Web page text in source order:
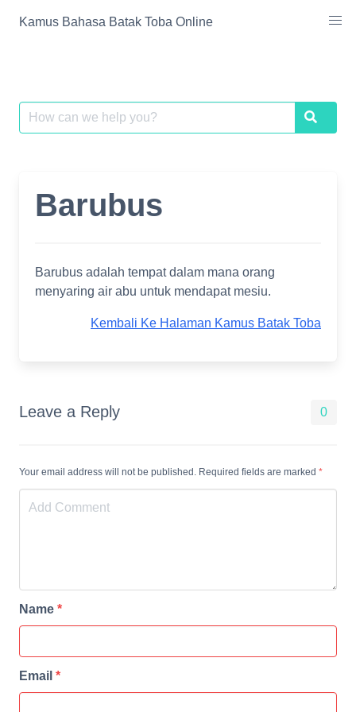
Kamus Bahasa Batak Toba Online
Search
for:
Search
Barubus
Barubus adalah tempat dalam mana orang
menyaring air abu untuk mendapat mesiu.
Kembali Ke Halaman Kamus Batak Toba
Leave a Reply 0
Your email address will not be published. Required fields are marked *
Name *
Email *